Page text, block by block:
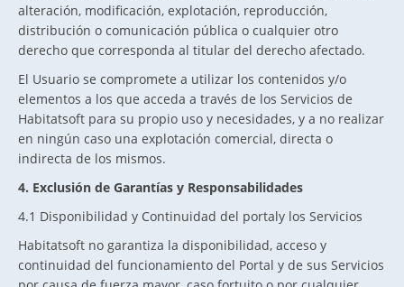
alteración, modificación, explotación, reproducción,
distribución o comunicación pública o cualquier otro
derecho que corresponda al titular del derecho afectado.
El Usuario se compromete a utilizar los contenidos y/o
elementos a los que acceda a través de los Servicios de
Habitatsoft para su propio uso y necesidades, y a no realizar
en ningún caso una explotación comercial, directa o
indirecta de los mismos.
4. Exclusión de Garantías y Responsabilidades
4.1 Disponibilidad y Continuidad del portaly los Servicios
Habitatsoft no garantiza la disponibilidad, acceso y
continuidad del funcionamiento del Portal y de sus Servicios